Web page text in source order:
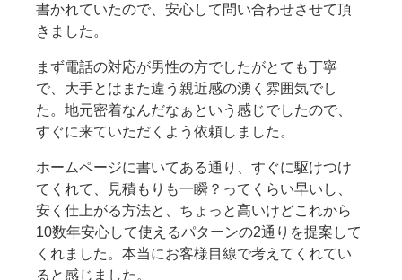
書かれていたので、安心して問い合わせさせて頂
きました。
まず電話の対応が男性の方でしたがとても丁寧
で、大手とはまた違う親近感の湧く雰囲気でし
た。地元密着なんだなぁという感じでしたので、
すぐに来ていただくよう依頼しました。
ホームページに書いてある通り、すぐに駆けつけ
てくれて、見積もりも一瞬？ってくらい早いし、
安く仕上がる方法と、ちょっと高いけどこれから
10数年安心して使えるパターンの2通りを提案して
くれました。本当にお客様目線で考えてくれてい
ると感じました。